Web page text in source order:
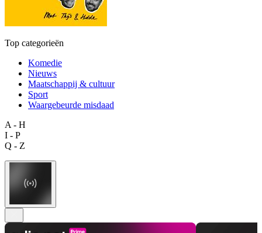
Top categorieën
Komedie
Nieuws
Maatschappij & cultuur
Sport
Waargebeurde misdaad
A - H
I - P
Q - Z